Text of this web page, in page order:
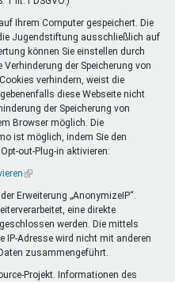
Ihrem Computer gespeichert. Die
Jugendstiftung ausschließlich auf
können Sie einstellen durch
der Speicherung von
verhindern, weist die
diese Webseite nicht
der Speicherung von
Browser möglich. Die
ist möglich, indem Sie den
out-Plug-in aktivieren:
(Link
extern)
Erweiterung „AnonymizeIP“.
eine direkte
werden. Die mittels
IP-Adresse wird nicht mit anderen
zusammengeführt.
Projekt. Informationen des